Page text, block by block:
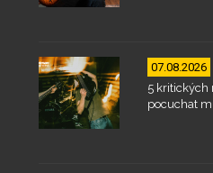
07.08.2026
5 kritických
pocuchat